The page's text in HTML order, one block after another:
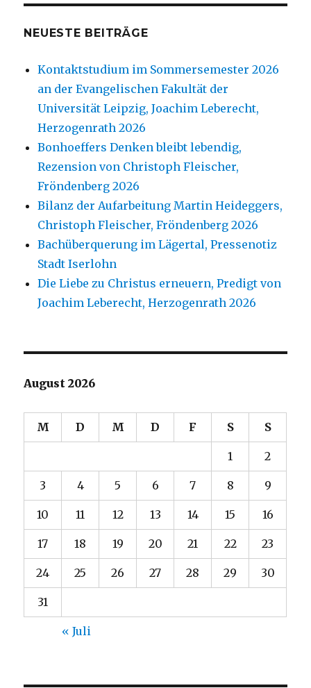
NEUESTE BEITRÄGE
Kontaktstudium im Sommersemester 2026
an der Evangelischen Fakultät der
Universität Leipzig, Joachim Leberecht,
Herzogenrath 2026
Bonhoeffers Denken bleibt lebendig,
Rezension von Christoph Fleischer,
Fröndenberg 2026
Bilanz der Aufarbeitung Martin Heideggers,
Christoph Fleischer, Fröndenberg 2026
Bachüberquerung im Lägertal, Pressenotiz
Stadt Iserlohn
Die Liebe zu Christus erneuern, Predigt von
Joachim Leberecht, Herzogenrath 2026
August 2026
M D M D F S S
1 2
3 4 5 6 7 8 9
10 11 12 13 14 15 16
17 18 19 20 21 22 23
24 25 26 27 28 29 30
31
« Juli